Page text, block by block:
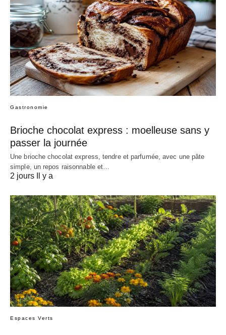
Gastronomie
Brioche chocolat express : moelleuse sans y
passer la journée
Une brioche chocolat express, tendre et parfumée, avec une pâte
simple, un repos raisonnable et…
2 jours Il y a
Espaces Verts